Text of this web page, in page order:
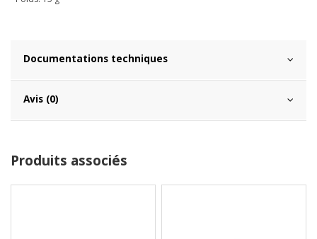
Documentations techniques
Avis (0)
Produits associés